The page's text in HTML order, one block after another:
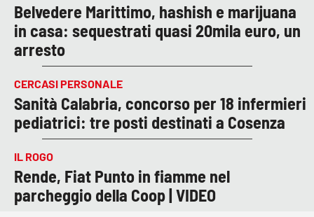
Belvedere Marittimo, hashish e marijuana
in casa: sequestrati quasi 20mila euro, un
arresto
CERCASI PERSONALE
Sanità Calabria, concorso per 18 infermieri
pediatrici: tre posti destinati a Cosenza
IL ROGO
Rende, Fiat Punto in fiamme nel
parcheggio della Coop | VIDEO